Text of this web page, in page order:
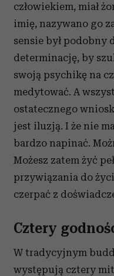
człowiekiem, miał
imię, nazywano go
sensie był podobny
determinację, by
swoją psychikę na
medytować. A
ostatecznego
jest iluzją. I że nie
bardzo napinać.
Możesz zatem żyć
przywiązania do
czerpać z
Cztery
W tradycyjnym
występują cztery